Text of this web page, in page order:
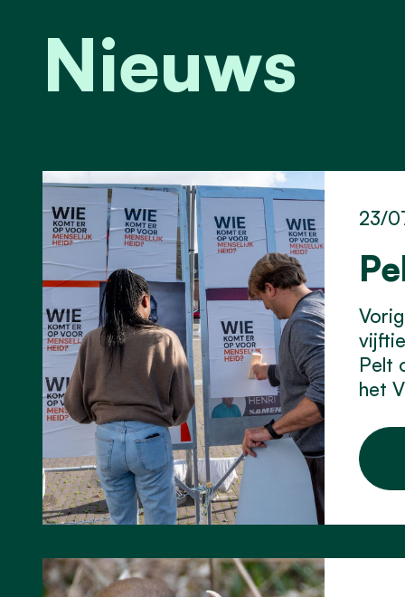
Nieuws
23/
Pelt
het